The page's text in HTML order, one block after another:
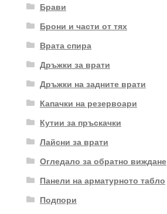
Брави
Брони и части от тях
Врата спира
Дръжки за врати
Дръжки на задните врати
Капачки на резервоари
Кутии за пръскачки
Лайсни за врати
Огледало за обратно виждане
Панели на арматурното табло
Подпори